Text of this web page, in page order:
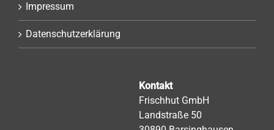
Impressum
Datenschutzerklärung
Kontakt
Frischhut GmbH
Landstraße 50